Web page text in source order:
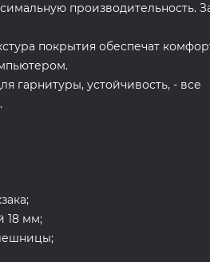
производительность.
покрытия обеспечат
гарнитуры, устойчивость, - все
18 мм;